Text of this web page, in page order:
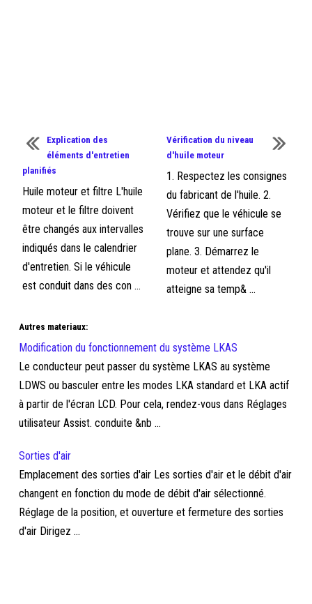
Explication des
éléments d'entretien
planifiés
Huile moteur et filtre L'huile
moteur et le filtre doivent
être changés aux intervalles
indiqués dans le calendrier
d'entretien. Si le véhicule
est conduit dans des con ...
Vérification du niveau
d'huile moteur
1. Respectez les consignes
du fabricant de l'huile. 2.
Vérifiez que le véhicule se
trouve sur une surface
plane. 3. Démarrez le
moteur et attendez qu'il
atteigne sa temp& ...
Autres materiaux:
Modification du fonctionnement du système LKAS
Le conducteur peut passer du système LKAS au système
LDWS ou basculer entre les modes LKA standard et LKA actif
à partir de l'écran LCD. Pour cela, rendez-vous dans Réglages
utilisateur Assist. conduite &nb ...
Sorties d'air
Emplacement des sorties d'air Les sorties d'air et le débit d'air
changent en fonction du mode de débit d'air sélectionné.
Réglage de la position, et ouverture et fermeture des sorties
d'air Dirigez ...